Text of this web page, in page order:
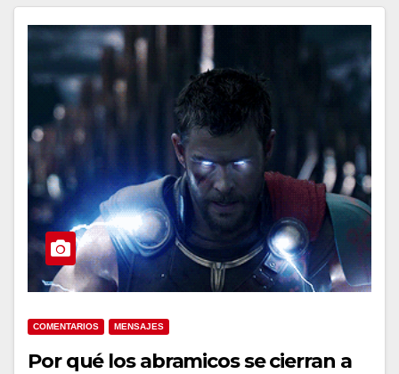
COMENTARIOS MENSAJES
Por qué los abramicos se cierran a